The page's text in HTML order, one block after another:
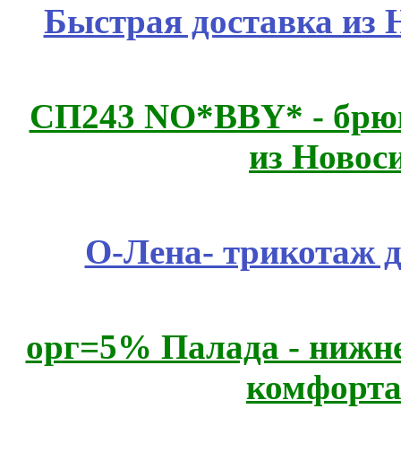
Быстрая доставка из
СП243 NO*BBY* -
из
О-Лена- трикотаж
орг=5% Палада -